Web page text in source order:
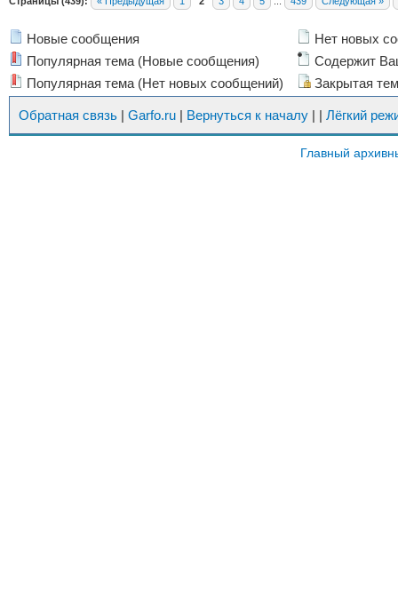
Новые сообщения
Популярная тема (Новые сообщения)
Популярная тема (Нет новых сообщений)
Нет новых
Содержит
Закрытая
Обратная связь | Garfo.ru | Вернуться к началу | | Лёгкий
Главный